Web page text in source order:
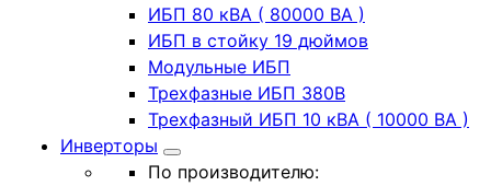
ИБП 80 кВА ( 80000 ВА )
ИБП в стойку 19 дюймов
Модульные ИБП
Трехфазные ИБП 380В
Трехфазный ИБП 10 кВА ( 10000 ВА )
Инверторы
По производителю: